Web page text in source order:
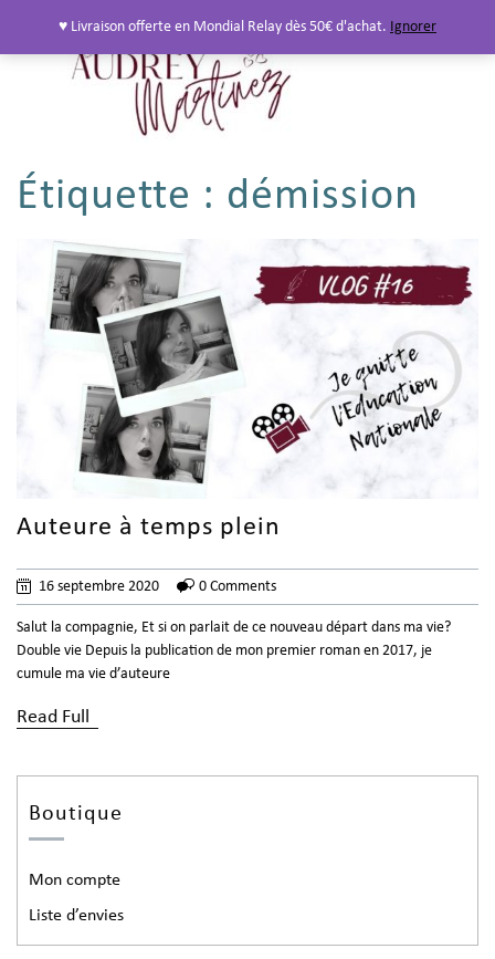
Étiquette : démission
Auteure à temps plein
16 septembre 2020 0 Comments
Salut la compagnie, Et si on parlait de ce nouveau départ dans ma vie?
Double vie Depuis la publication de mon premier roman en 2017, je
cumule ma vie d’auteure
Read Full
Boutique
Mon compte
Liste d’envies
♥ Livraison offerte en Mondial Relay dès 50€ d'achat. Ignorer